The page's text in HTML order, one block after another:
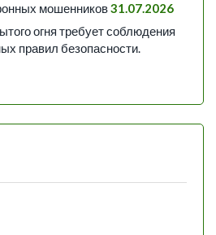
мошенников31.07.2026
огня требует соблюдения
правил безопасности.